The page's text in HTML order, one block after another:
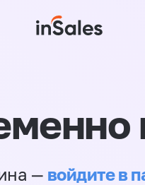
— войдите в